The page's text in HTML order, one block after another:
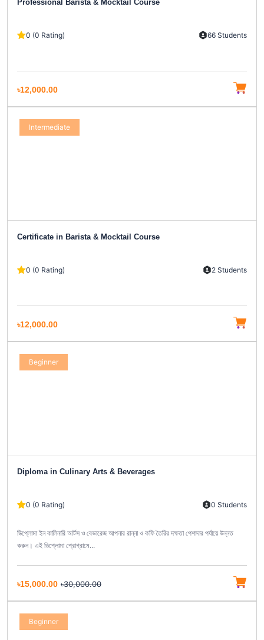
Professional Barista & Mocktail Course
0 (0 Rating) 66 Students
৳12,000.00
Intermediate
Certificate in Barista & Mocktail Course
0 (0 Rating) 2 Students
৳12,000.00
Beginner
Diploma in Culinary Arts & Beverages
0 (0 Rating) 0 Students
ডিপ্লোমা ইন কালিনারি আর্টস ও বেভারেজ আপনার রান্না ও কফি তৈরির দক্ষতা পেশাদার পর্যায়ে উন্নত
করুন। এই ডিপ্লোমা প্রোগ্রামে...
৳15,000.00 ৳30,000.00
Beginner